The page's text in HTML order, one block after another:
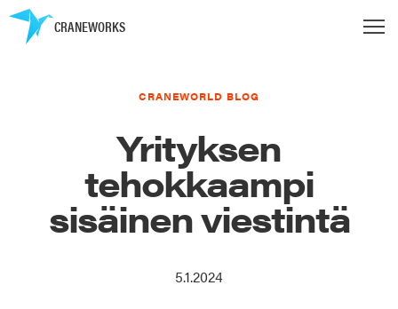
CRANEWORKS
CRANEWORLD BLOG
Yrityksen
tehokkaampi
sisäinen viestintä
5.1.2024